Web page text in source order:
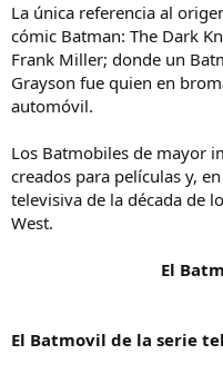
La única referencia al
cómic Batman: The Dark
Frank Miller; donde un
Grayson fue quien en
automóvil.
Los Batmobiles de mayor
creados para películas y,
televisiva de la década de
West.
El
El Batmovil de la serie